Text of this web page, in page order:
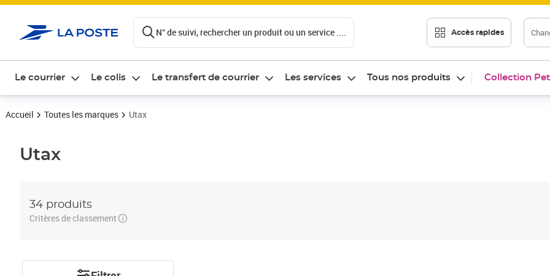
N° de suivi, rechercher un produit ou un service .... Accès rapides
Le courrier Le colis Le transfert de courrier Les services Tous nos produits Collection
Accueil Toutes les marques Utax
Utax
34 produits
Critères de classement